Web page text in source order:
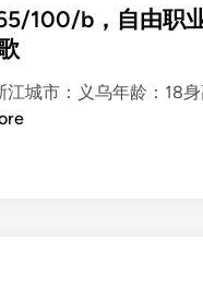
100/b，自由职
江城市：义乌年龄：18